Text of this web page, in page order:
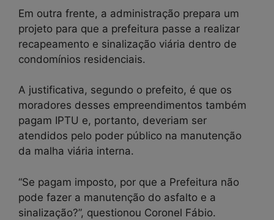
Em outra frente, a administração prepara um
projeto para que a prefeitura passe a realizar
recapeamento e sinalização viária dentro de
condomínios residenciais.
A justificativa, segundo o prefeito, é que os
moradores desses empreendimentos também
pagam IPTU e, portanto, deveriam ser
atendidos pelo poder público na manutenção
da malha viária interna.
“Se pagam imposto, por que a Prefeitura não
pode fazer a manutenção do asfalto e a
sinalização?”, questionou Coronel Fábio.